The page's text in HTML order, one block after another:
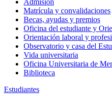
Admisión
Matrícula y convalidaciones
Becas, ayudas y premios
Oficina del estudiante y
Orientación laboral y
Observatorio y casa del
Vida universitaria
Oficina Universitaria de
Biblioteca
Estudiantes